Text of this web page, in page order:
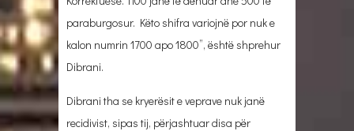
paraburgosur. Këto shifra variojnë por nuk e
kalon numrin 1700 apo 1800”, është shprehur
Dibrani.
Dibrani tha se kryerësit e veprave nuk janë
recidivist, sipas tij, përjashtuar disa për